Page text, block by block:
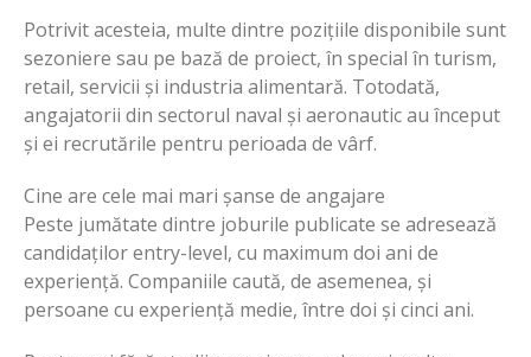
Potrivit acesteia, multe dintre pozițiile disponibile sunt
sezoniere sau pe bază de proiect, în special în turism,
retail, servicii și industria alimentară. Totodată,
angajatorii din sectorul naval și aeronautic au început
și ei recrutările pentru perioada de vârf.
Cine are cele mai mari șanse de angajare
Peste jumătate dintre joburile publicate se adresează
candidaților entry-level, cu maximum doi ani de
experiență. Companiile caută, de asemenea, și
persoane cu experiență medie, între doi și cinci ani.